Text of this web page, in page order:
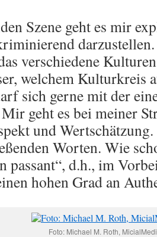
Szene geht es mir
verschiedene
welchem Kulturkreis
sich gerne mit der
geht es bei meiner
und
Worten. Wie
passant“, d.h., im
hohen Grad an
Foto: Michael M. Roth,